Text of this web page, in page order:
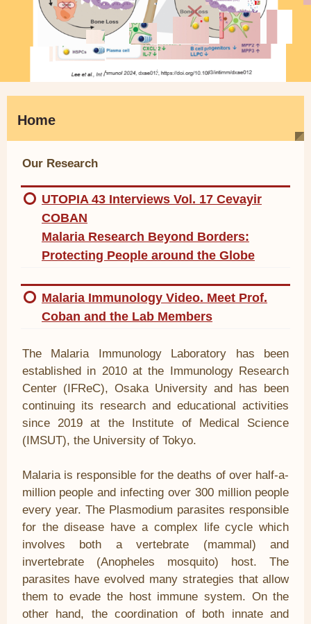
Home
Our Research
UTOPIA 43 Interviews Vol. 17 Cevayir
COBAN
Malaria Research Beyond Borders:
Protecting People around the Globe
Malaria Immunology Video. Meet Prof.
Coban and the Lab Members
The Malaria Immunology Laboratory has been
established in 2010 at the Immunology Research
Center (IFReC), Osaka University and has been
continuing its research and educational activities
since 2019 at the Institute of Medical Science
(IMSUT), the University of Tokyo.
Malaria is responsible for the deaths of over half-a-
million people and infecting over 300 million people
every year. The Plasmodium parasites responsible
for the disease have a complex life cycle which
involves both a vertebrate (mammal) and
invertebrate (Anopheles mosquito) host. The
parasites have evolved many strategies that allow
them to evade the host immune system. On the
other hand, the coordination of both innate and